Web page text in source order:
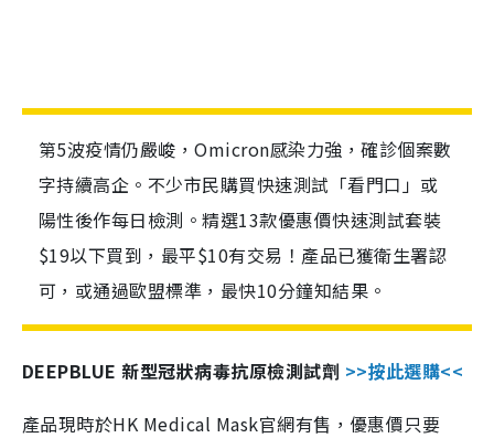
第5波疫情仍嚴峻，Omicron感染力強，確診個案數
字持續高企。不少市民購買快速測試「看門口」或
陽性後作每日檢測。精選13款優惠價快速測試套裝
$19以下買到，最平$10有交易！產品已獲衛生署認
可，或通過歐盟標準，最快10分鐘知結果。
DEEPBLUE 新型冠狀病毒抗原檢測試劑 >>按此選購<<
產品現時於HK Medical Mask官網有售，優惠價只要